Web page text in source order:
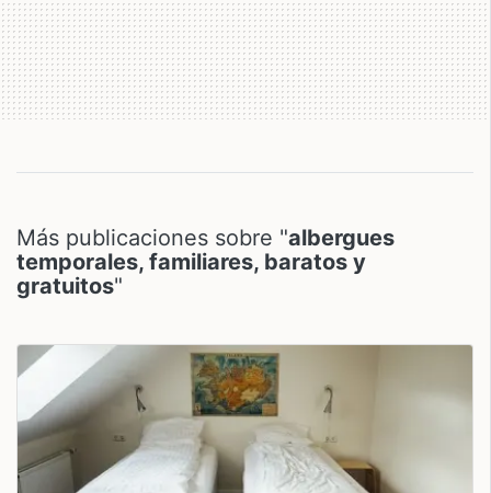
Más publicaciones sobre "albergues
temporales, familiares, baratos y
gratuitos"